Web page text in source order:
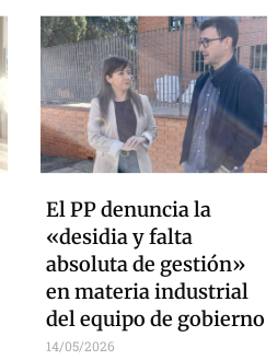
El PP denuncia la
«desidia y falta
absoluta de gestión»
en materia industrial
del equipo de gobierno
14/05/2026